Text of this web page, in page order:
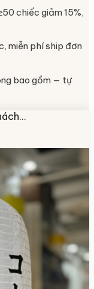
chiếc giảm 15%,
miễn phí ship đơn
bao gồm — tự